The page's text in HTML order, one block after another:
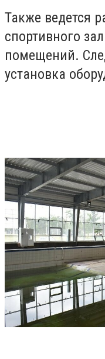
Также ведется
спортивного
помещений.
установка